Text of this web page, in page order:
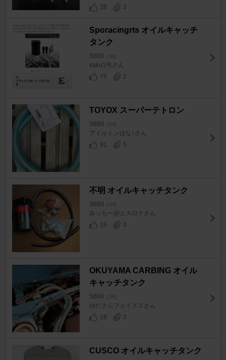
28
3
Sporacingrts オイルキャッチ
タンク
S660 [JW]
saku1号さん
75
2
TOYOX スーパーテトロン
S660 [JW]
アイルトンほな♪さん
91
5
不明 オイルキャッチタンク
S660 [JW]
みっちー@エスロクさん
15
0
OKUYAMA CARBING オイル
キャッチタンク
S660 [JW]
ゆたさんフェイズ２さん
18
0
CUSCO オイルキャッチタンク